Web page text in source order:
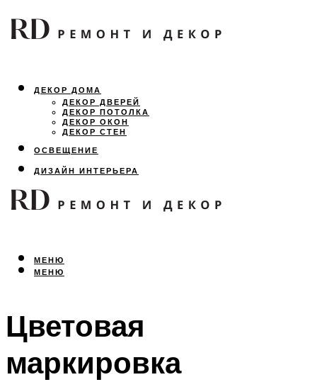
ДЕКОР ДОМА
ДЕКОР ДВЕРЕЙ
ДЕКОР ПОТОЛКА
ДЕКОР ОКОН
ДЕКОР СТЕН
ОСВЕЩЕНИЕ
ДИЗАЙН ИНТЕРЬЕРА
ЛАНДШАФТНЫЙ ДИЗАЙН
ВСЕ ПРО РЕМОНТ
МЕНЮ
МЕНЮ
Цветовая
маркировка